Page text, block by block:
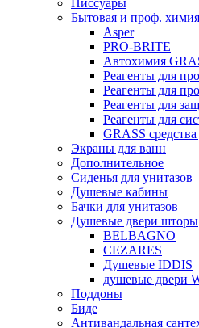
Писсуары
Бытовая и проф. химия
Asper
PRO-BRITE
Автохимия
Реагенты для
Реагенты для
Реагенты для
Реагенты для
GRASS
Экраны для ванн
Дополнительное
Сиденья для унитазов
Душевые кабины
Бачки для унитазов
Душевые двери шторы
BELBAGNO
CEZARES
Душевые IDDIS
душевые двери
Поддоны
Биде
Антивандальная